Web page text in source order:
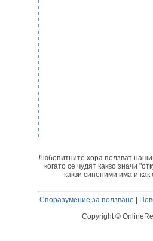
Любопитните хора ползват
когато се чудят какво значи
какви синоними има и как
Споразумение за ползване
Copyright ©